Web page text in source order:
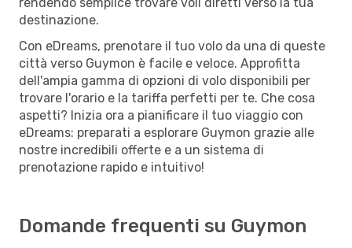
destinazione.
Con eDreams, prenotare il tuo volo da una di queste
città verso Guymon è facile e veloce. Approfitta
dell'ampia gamma di opzioni di volo disponibili per
trovare l'orario e la tariffa perfetti per te. Che cosa
aspetti? Inizia ora a pianificare il tuo viaggio con
eDreams: preparati a esplorare Guymon grazie alle
nostre incredibili offerte e a un sistema di
prenotazione rapido e intuitivo!
Domande frequenti su Guymon